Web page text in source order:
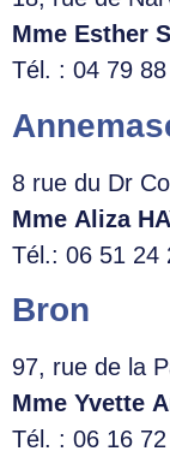
Mme Esther
Tél. : 04 79
8 rue du Dr
Mme Aliza
Tél.: 06 51 24
Bron
97, rue de la
Mme Yvette
Tél. : 06 16